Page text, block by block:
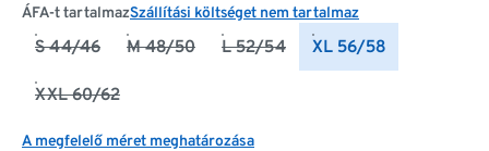
ÁFA-t tartalmazSzállítási költséget nem tartalmaz
S 44/46 M 48/50 L 52/54 XL 56/58
XXL 60/62
A megfelelő méret meghatározása